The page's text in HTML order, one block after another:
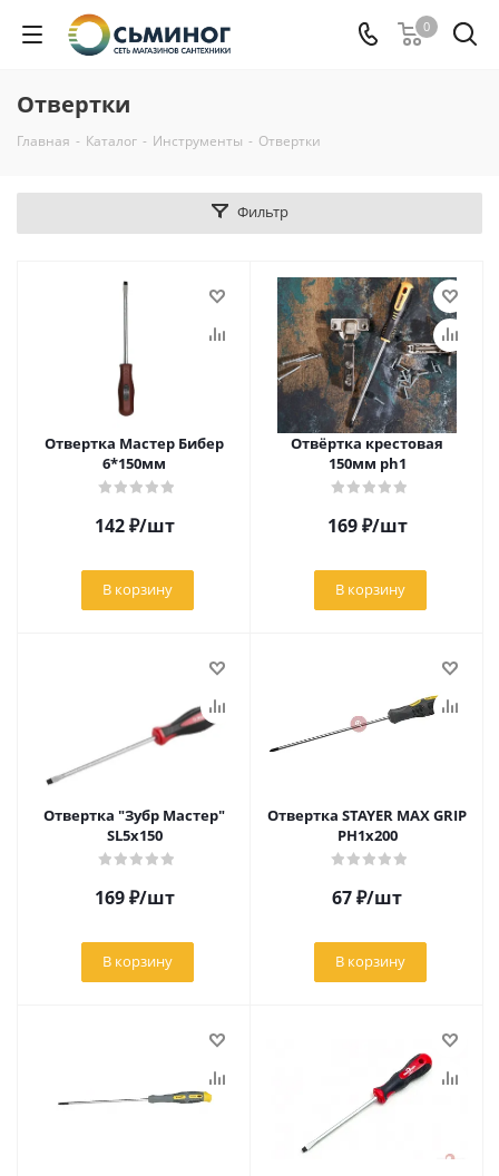
0
Отвертки
Главная - Каталог - Инструменты - Отвертки
Фильтр
Отвертка Мастер Бибер
6*150мм
142₽/шт
В корзину
Отвёртка крестовая
150мм ph1
169₽/шт
В корзину
Отвертка "Зубр Мастер"
SL5x150
169₽/шт
В корзину
Отвертка STAYER MAX GRIP
PH1x200
67₽/шт
В корзину